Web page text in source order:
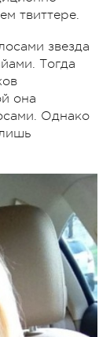
твиттере.
звезда
Тогда
она
Однако